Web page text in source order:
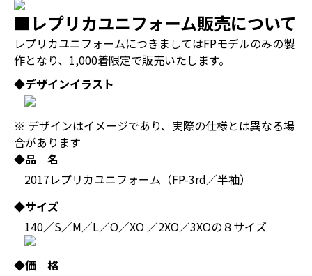
■レプリカユニフォーム販売について
レプリカユニフォームにつきましてはFPモデルのみの製
作となり、 1,000着限定で販売いたします。
◆デザインイラスト
※ デザインはイメージであり、実際の仕様とは異なる場
合があります
◆品 名
2017レプリカユニフォーム（FP-3rd／半袖）
◆サイズ
140／S／M／L／O／XO ／2XO／3XOの８サイズ
◆価 格